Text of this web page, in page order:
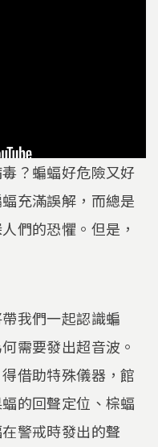
？蝙蝠好危險又好
充滿誤解，而總是
們的恐懼。但是，
我們一起認識蝙
需要發出超音波。
借助特殊儀器，館
的回聲定位、棕蝠
警戒時發出的聲